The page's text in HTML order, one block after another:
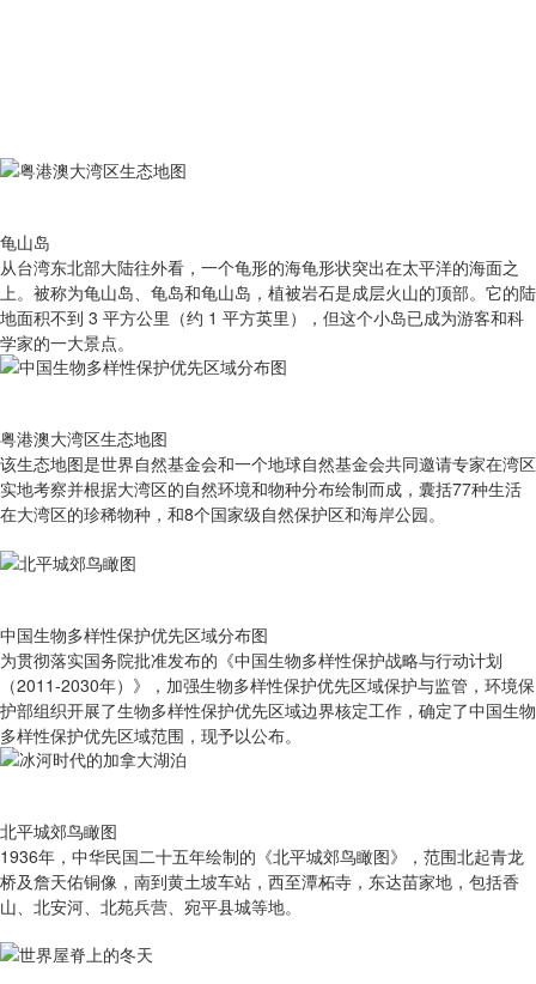
龟山岛
从台湾东北部大陆往外看，一个龟形的海龟形状突出在太平洋的海面之
上。被称为龟山岛、龟岛和龟山岛，植被岩石是成层火山的顶部。它的陆
地面积不到 3 平方公里（约 1 平方英里），但这个小岛已成为游客和科
学家的一大景点。
粤港澳大湾区生态地图
该生态地图是世界自然基金会和一个地球自然基金会共同邀请专家在湾区
实地考察并根据大湾区的自然环境和物种分布绘制而成，囊括77种生活
在大湾区的珍稀物种，和8个国家级自然保护区和海岸公园。
中国生物多样性保护优先区域分布图
为贯彻落实国务院批准发布的《中国生物多样性保护战略与行动计划
（2011-2030年）》，加强生物多样性保护优先区域保护与监管，环境保
护部组织开展了生物多样性保护优先区域边界核定工作，确定了中国生物
多样性保护优先区域范围，现予以公布。
北平城郊鸟瞰图
1936年，中华民国二十五年绘制的《北平城郊鸟瞰图》，范围北起青龙
桥及詹天佑铜像，南到黄土坡车站，西至潭柘寺，东达苗家地，包括香
山、北安河、北苑兵营、宛平县城等地。